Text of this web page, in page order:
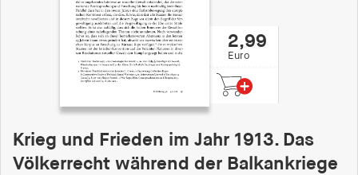
2,99
Euro
Krieg und Frieden im Jahr 1913. Das
Völkerrecht während der Balkankriege